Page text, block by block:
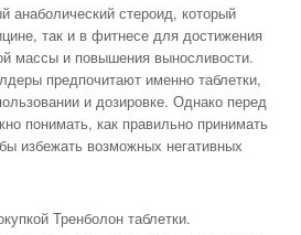
стероид, который
так и в фитнесе для достижения
массы и повышения выносливости.
предпочитают именно таблетки,
и дозировке. Однако перед
понимать, как правильно принимать
избежать возможных негативных
Тренболон таблетки.